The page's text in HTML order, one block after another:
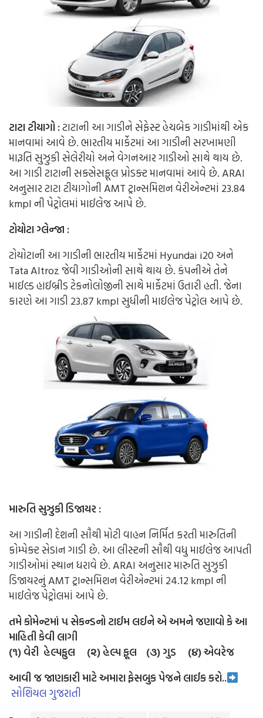
ટાટા ટીયાગો :ટાટાની આ ગાડીને સેફેસ્ટ હેચબેક ગાડીમાંથી એક
માનવામાં આવે છે. ભારતીય માર્કેટમાં આ ગાડીની સરખામણી
મારૂતિ સુઝુકી સેલેરીયો અને વેગનઆર ગાડીઓ સાથે થાય છે.
આ ગાડી ટાટાની સક્સેસફૂલ પ્રોડક્ટ માનવામાં આવે છે. ARAI
અનુસાર ટાટા ટીયાગોની AMT ટ્રાન્સમિશન વેરીએન્ટમાં 23.84
kmpl ની પેટ્રોલમાં માઈલેજ આપે છે.
ટોયોટા ગ્લેન્જા :
ટોયોટાની આ ગાડીની ભારતીય માર્કેટમાં Hyundai i20 અને
Tata Altroz જેવી ગાડીઓની સાથે થાય છે. કંપનીએ તેને
માઈલ્ડ હાઈબ્રીડ ટેકનોલોજીની સાથે માર્કેટમાં ઉતારી હતી. જેના
કારણે આ ગાડી 23.87 kmpl સુધીની માઈલેજ પેટ્રોલ આપે છે.
મારુતિ સુઝુકી ડિજાયર :
આ ગાડીની દેશની સૌથી મોટી વાહન નિર્મિત કરતી મારુતિની
કોમ્પેક્ટ સેડાન ગાડી છે. આ લીસ્ટની સૌથી વધુ માઈલેજ આપતી
ગાડીઓમાં સ્થાન ધરાવે છે. ARAI અનુસાર મારુતિ સુઝુકી
ડિજાયરનું AMT ટ્રાન્સમિશન વેરીએન્ટમાં 24.12 kmpl ની
માઈલેજ પેટ્રોલમાં આપે છે.
તમે કોમેન્ટમાં ૫ સેકન્ડનો ટાઈમ લઈને એ અમને જણાવો કે આ
માહિતી કેવી લાગી
(૧) વેરી હેલ્પફુલ (૨) હેલ્પ ફૂલ (૩) ગુડ (૪) એવરેજ
આવી જ જાણકારી માટે અમારા ફેસબુક પેજને લાઈક કરો..
સોશિયલ ગુજરાતી